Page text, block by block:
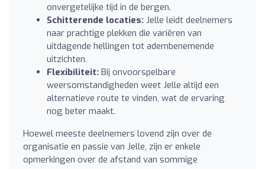
onvergetelijke tijd in de bergen.
Schitterende locaties: Jelle leidt deelnemers
naar prachtige plekken die variëren van
uitdagende hellingen tot adembenemende
uitzichten.
Flexibiliteit: Bij onvoorspelbare
weersomstandigheden weet Jelle altijd een
alternatieve route te vinden, wat de ervaring
nog beter maakt.
Hoewel meeste deelnemers lovend zijn over de
organisatie en passie van Jelle, zijn er enkele
opmerkingen over de afstand van sommige